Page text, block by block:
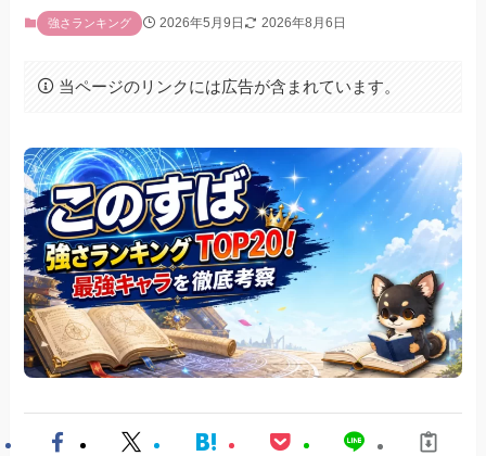
強さランキング 2026年5月9日 2026年8月6日
当ページのリンクには広告が含まれています。